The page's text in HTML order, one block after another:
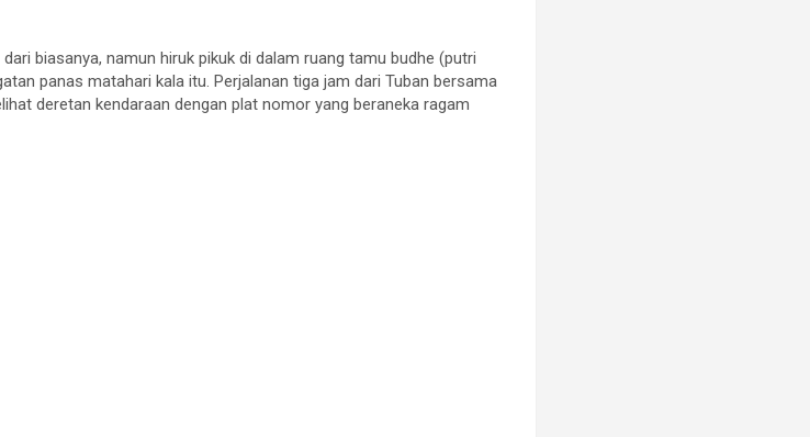
biasanya, namun hiruk pikuk di dalam ruang tamu budhe (putri
panas matahari kala itu. Perjalanan tiga jam dari Tuban bersama
deretan kendaraan dengan plat nomor yang beraneka ragam